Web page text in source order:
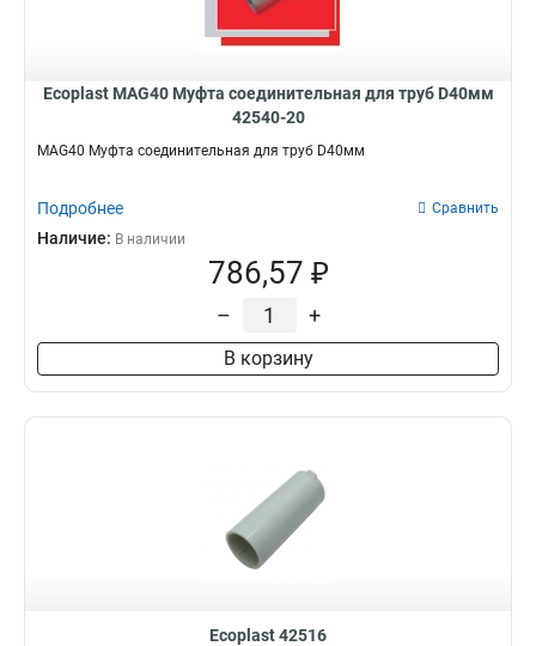
Ecoplast MAG40 Муфта соединительная для труб D40мм
42540-20
MAG40 Муфта соединительная для труб D40мм
Подробнее Сравнить
Наличие: В наличии
786,57 ₽
– +
В корзину
Ecoplast 42516